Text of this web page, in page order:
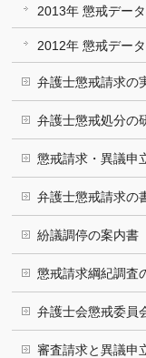
2013年 懲戒データ
2012年 懲戒データ
弁護士懲戒請求の
弁護士懲戒処分の
懲戒請求・異議申
弁護士懲戒請求の
紛議調停の案内書
懲戒請求綱紀調査
弁護士会懲戒委員
審査請求と異議申